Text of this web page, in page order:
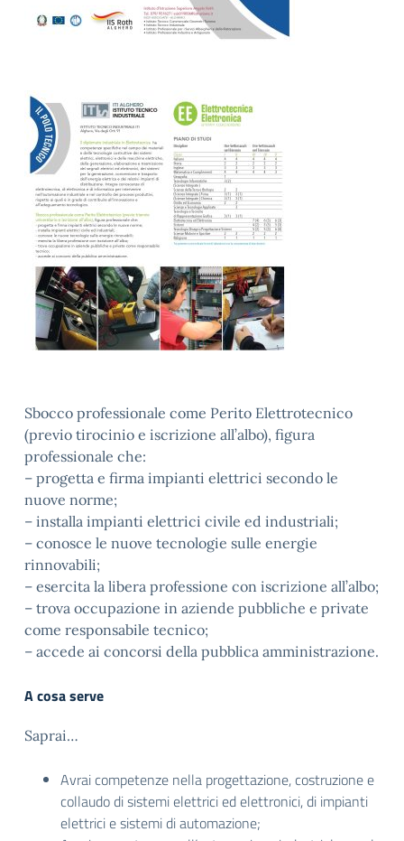
Sbocco professionale come Perito Elettrotecnico
(previo tirocinio e iscrizione all’albo), figura
professionale che:
– progetta e firma impianti elettrici secondo le
nuove norme;
– installa impianti elettrici civile ed industriali;
– conosce le nuove tecnologie sulle energie
rinnovabili;
– esercita la libera professione con iscrizione all’albo;
– trova occupazione in aziende pubbliche e private
come responsabile tecnico;
– accede ai concorsi della pubblica amministrazione.
A cosa serve
Saprai…
Avrai competenze nella progettazione, costruzione e
collaudo di sistemi elettrici ed elettronici, di impianti
elettrici e sistemi di automazione;